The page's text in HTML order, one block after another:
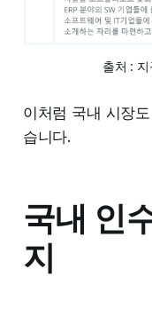
출처 :
이처럼 국내 시장
습니다.
국내 인
지